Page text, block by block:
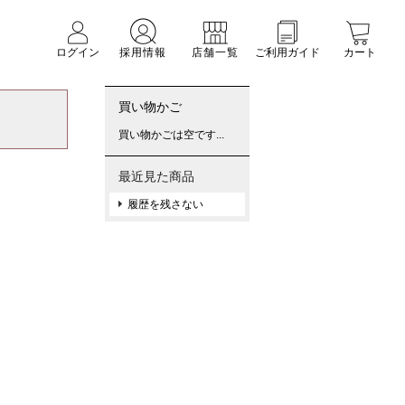
ログイン
採用情報 店舗一覧 ご利用ガイド カート
買い物かご
買い物かごは空です...
最近見た商品
履歴を残さない